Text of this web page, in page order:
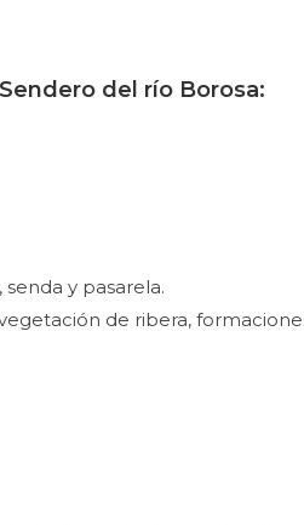
del río Borosa:
y pasarela.
de ribera,